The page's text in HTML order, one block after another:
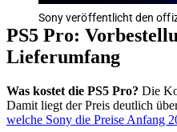
Sony veröffentlicht den
PS5 Pro:
Lieferumfang
Was kostet die PS5 Pro? Die
Damit liegt der Preis deutlich
welche Sony die Preise Anfang